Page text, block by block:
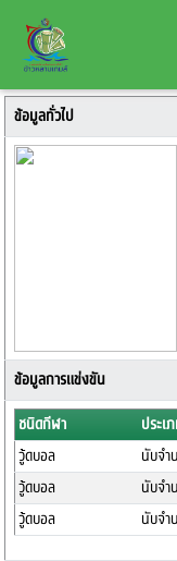
ข้อมูลทั่วไป
ข้อมูลการแข่งขัน
ชนิดกีฬา
ประเ
วู้ดบอล
นับจ
วู้ดบอล
นับจ
วู้ดบอล
นับจ